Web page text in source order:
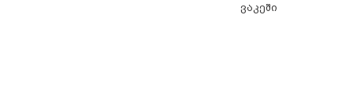
ვაკეში